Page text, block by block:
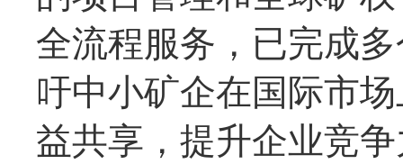
全流程服务，已完成
吁中小矿企在国际市
益共享，提升企业竞